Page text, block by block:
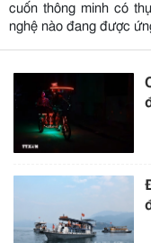
cuốn thông minh có
nghệ nào đang được